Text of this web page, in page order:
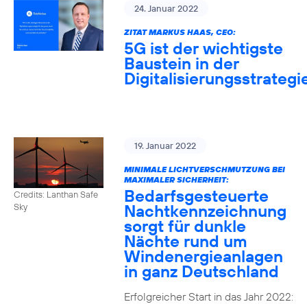
24. Januar 2022
ZITAT MARKUS HAAS, CEO:
5G ist der wichtigste
Baustein in der
Credits: Lanthan Safe
Sky
19. Januar 2022
MINIMALE LICHTVERSCHMUTZUNG BEI
MAXIMALER SICHERHEIT:
Bedarfsgesteuerte
Nachtkennzeichnung
sorgt für dunkle
Nächte rund um
Windenergieanlagen
in ganz Deutschland
Erfolgreicher Start in das Jahr 2022: